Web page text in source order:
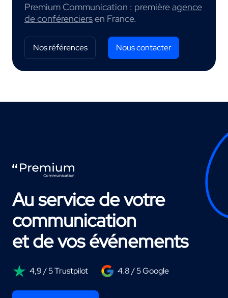
Premium Communication : premièreagence
de conférenciersen France.
Nos références Nous contacter
Au service de votre
communication
et de vos événements
4,9 / 5 Trustpilot 4.8 / 5 Google